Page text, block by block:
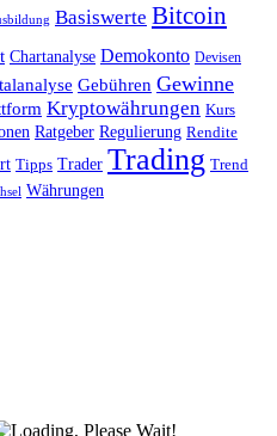
Basiswerte Bitcoin
Chartanalyse Demokonto Devisen
Gebühren Gewinne
Kryptowährungen Kurs
Ratgeber Regulierung Rendite
Tipps Trader Trading Trend
Währungen